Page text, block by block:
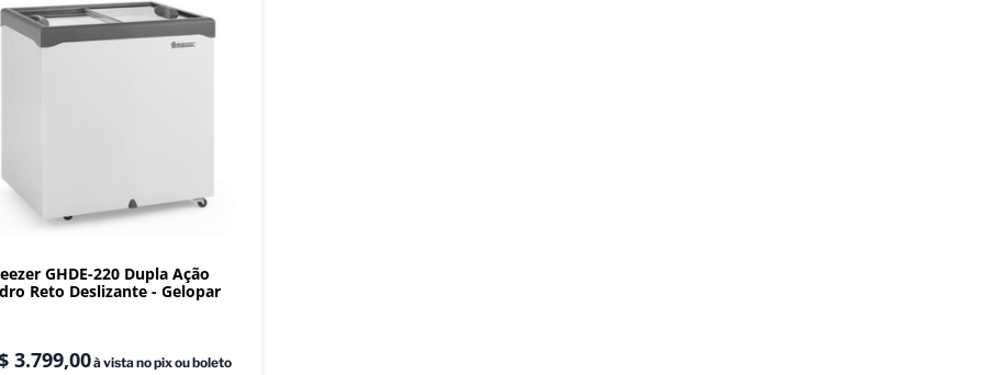
GHDE-220 Dupla Ação
Reto Deslizante - Gelopar
3.799,00à vista no pix ou boleto